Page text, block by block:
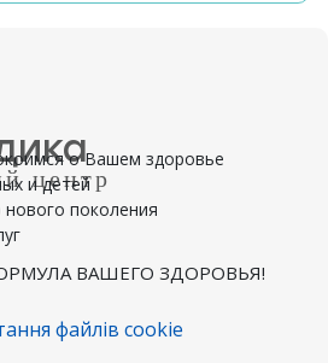
центр
о Вашем здоровье
и детей
поколения
ВАШЕГО ЗДОРОВЬЯ!
файлів cookie